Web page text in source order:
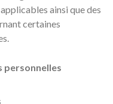
ainsi que des
certaines
personnelles